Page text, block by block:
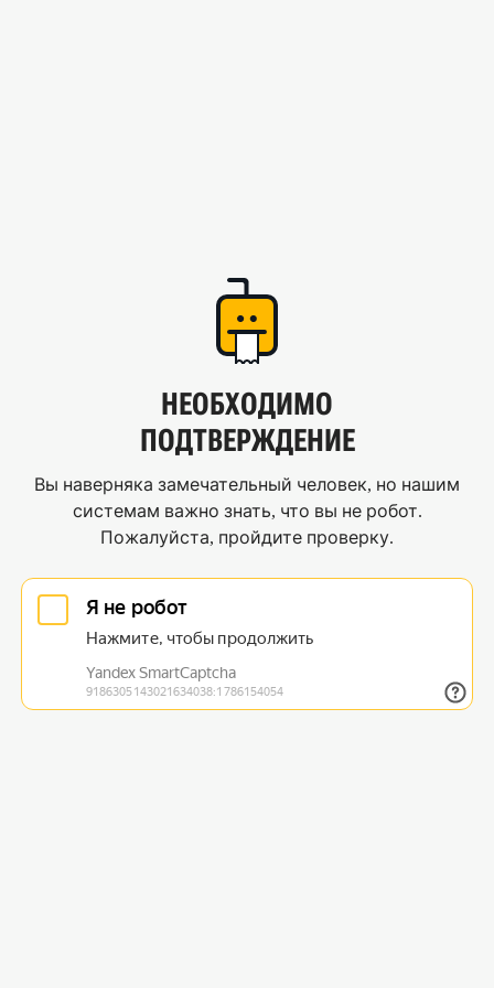
НЕОБХОДИМО
ПОДТВЕРЖДЕНИЕ
Вы наверняка замечательный человек, но нашим
системам важно знать, что вы не робот.
Пожалуйста, пройдите проверку.